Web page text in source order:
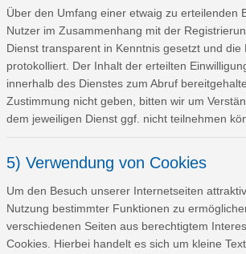
Über den Umfang einer etwaig zu erteilenden
Nutzer im Zusammenhang mit der
Dienst transparent in Kenntnis gesetzt und die
protokolliert. Der Inhalt der erteilten
innerhalb des Dienstes zum Abruf
Zustimmung nicht geben, bitten wir um
dem jeweiligen Dienst ggf. nicht teilnehmen
5) Verwendung von Cookies
Um den Besuch unserer Internetseiten
Nutzung bestimmter Funktionen zu
verschiedenen Seiten aus berechtigtem
Cookies. Hierbei handelt es sich um kleine